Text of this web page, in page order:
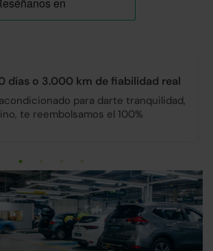
días o 3.000 km defiabilidad real
para darte tranquilidad,
te reembolsamos el 100%